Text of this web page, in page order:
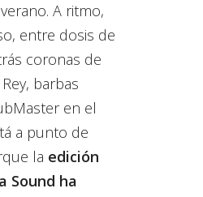
A ritmo,
entre dosis de
coronas de
barbas
en el
a punto de
la edición
Sound ha